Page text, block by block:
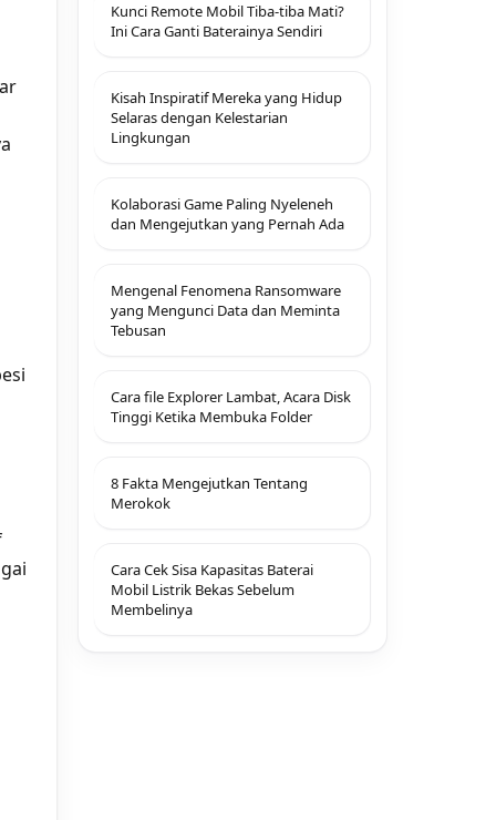
Kunci Remote Mobil Tiba-tiba Mati?
Ini Cara Ganti Baterainya Sendiri
Kisah Inspiratif Mereka yang Hidup
Selaras dengan Kelestarian
Lingkungan
Kolaborasi Game Paling Nyeleneh
dan Mengejutkan yang Pernah Ada
Mengenal Fenomena Ransomware
yang Mengunci Data dan Meminta
Tebusan
Cara file Explorer Lambat, Acara Disk
Tinggi Ketika Membuka Folder
8 Fakta Mengejutkan Tentang
Merokok
Cara Cek Sisa Kapasitas Baterai
Mobil Listrik Bekas Sebelum
Membelinya